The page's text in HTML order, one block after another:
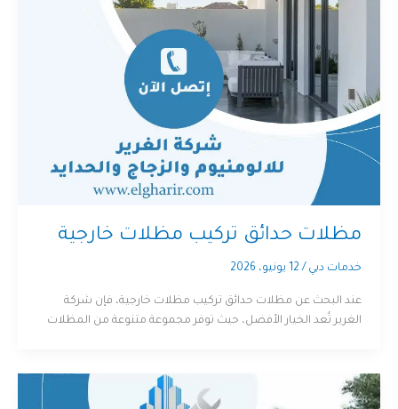
مظلات حدائق تركيب مظلات خارجية
خدمات دبي / 12 يونيو، 2026
عند البحث عن مظلات حدائق تركيب مظلات خارجية، فإن شركة
الغرير تُعد الخيار الأفضل، حيث توفر مجموعة متنوعة من المظلات